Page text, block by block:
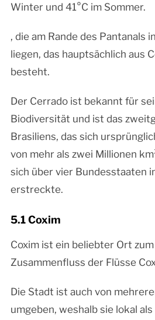
Winter und 41°C im Sommer.
, die am Rande des Pantanals
liegen, das hauptsächlich aus
besteht.
Der Cerrado ist bekannt für
Biodiversität und ist das
Brasiliens, das sich
von mehr als zwei Millionen
sich über vier Bundesstaaten
erstreckte.
5.1 Coxim
Coxim ist ein beliebter Ort
Zusammenfluss der Flüsse
Die Stadt ist auch von
umgeben, weshalb sie lokal als